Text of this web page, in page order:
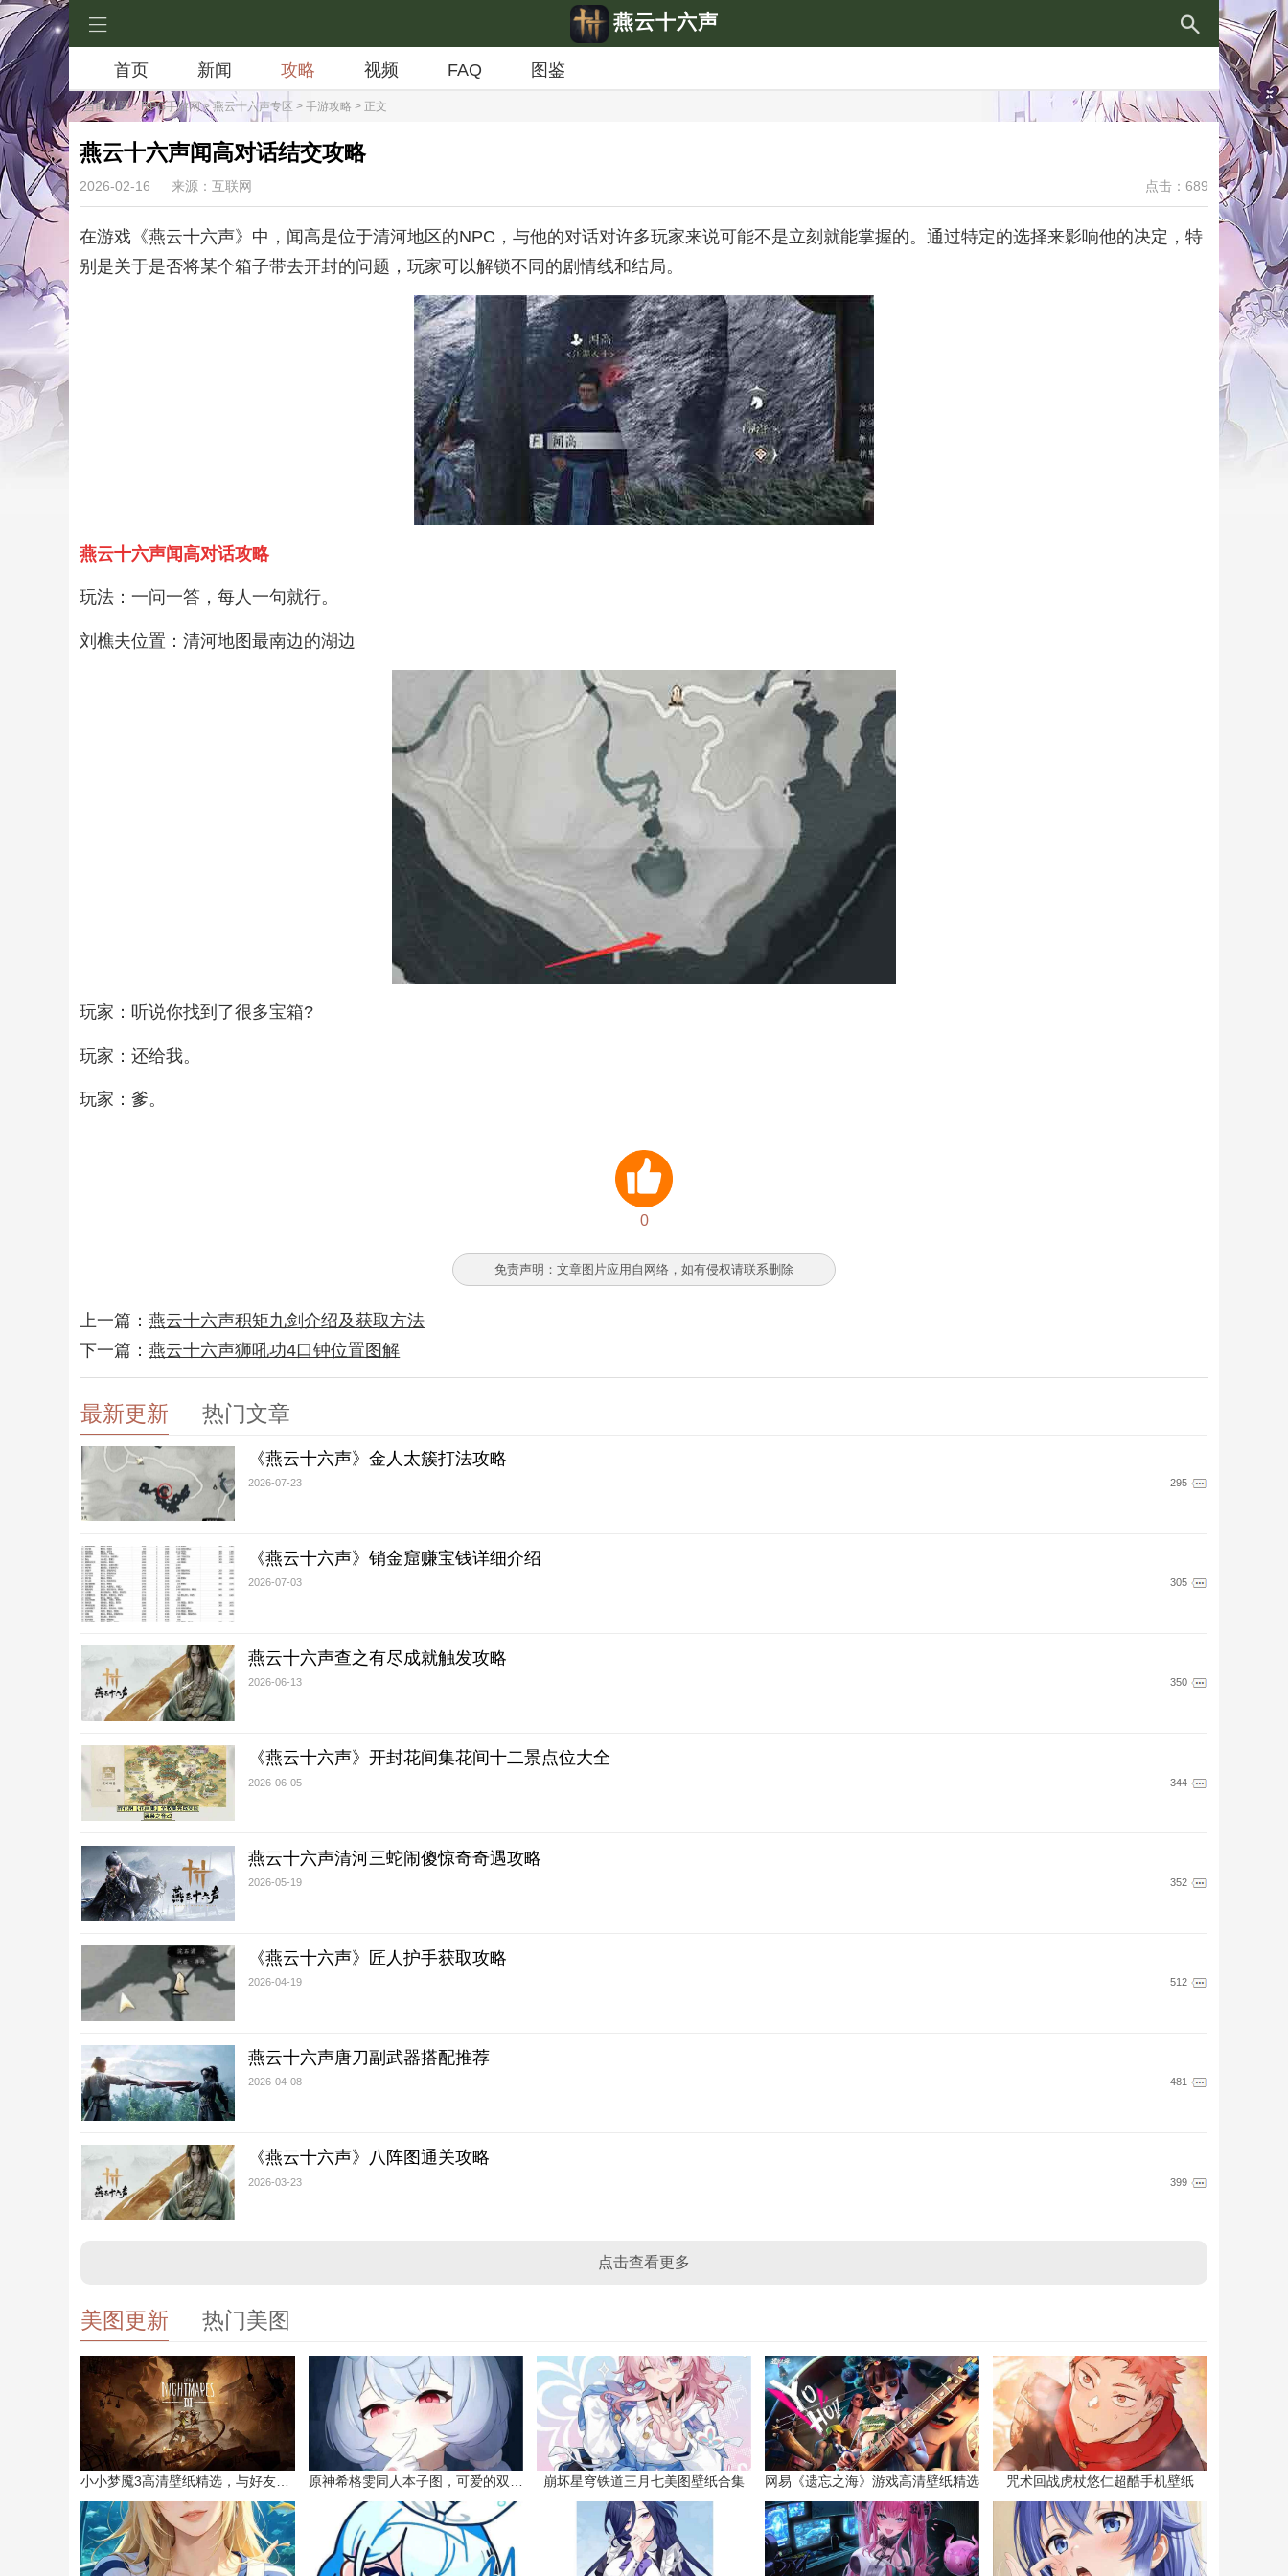
燕云十六声
首页 新闻 攻略 视频 FAQ 图鉴
当前位置：RPG手游网>燕云十六声专区 > 手游攻略 > 正文
燕云十六声闻高对话结交攻略
2026-02-16 来源：互联网 点击：689
在游戏《燕云十六声》中，闻高是位于清河地区的NPC，与他的对话对许多玩家来说可能不是立刻就能掌握的。通过特定的选择来影响他的决定，特
别是关于是否将某个箱子带去开封的问题，玩家可以解锁不同的剧情线和结局。
燕云十六声闻高对话攻略
玩法：一问一答，每人一句就行。
刘樵夫位置：清河地图最南边的湖边
玩家：听说你找到了很多宝箱?
玩家：还给我。
玩家：爹。
0
免责声明：文章图片应用自网络，如有侵权请联系删除
上一篇：燕云十六声积矩九剑介绍及获取方法
下一篇：燕云十六声狮吼功4口钟位置图解
最新更新 热门文章
《燕云十六声》金人太簇打法攻略
2026-07-23 295
《燕云十六声》销金窟赚宝钱详细介绍
2026-07-03 305
燕云十六声查之有尽成就触发攻略
2026-06-13 350
《燕云十六声》开封花间集花间十二景点位大全
2026-06-05 344
燕云十六声清河三蛇闹傻惊奇奇遇攻略
2026-05-19 352
《燕云十六声》匠人护手获取攻略
2026-04-19 512
燕云十六声唐刀副武器搭配推荐
2026-04-08 481
《燕云十六声》八阵图通关攻略
2026-03-23 399
点击查看更多
美图更新 热门美图
小小梦魇3高清壁纸精选，与好友一同面对恐惧 原神希格雯同人本子图，可爱的双马尾 崩坏星穹铁道三月七美图壁纸合集 网易《遗忘之海》游戏高清壁纸精选 咒术回战虎杖悠仁超酷手机壁纸